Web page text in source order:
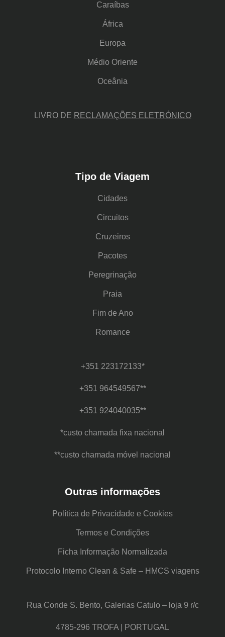
Caraíbas
África
Europa
Médio Oriente
Oceânia
LIVRO DE RECLAMAÇÕES ELETRÓNICO
Tipo de Viagem
Cidades
Circuitos
Cruzeiros
Pacotes
Peregrinação
Praia
Fim de Ano
Romance
+351 223172133*
+351 964549567**
+351 924040035**
*custo chamada fixa nacional
**custo chamada móvel nacional
Outras informações
Política de Privacidade e Cookies
Termos e Condições
Ficha Informação Normalizada
Protocolo Interno Clean & Safe – HMCS viagens
Rua Conde S. Bento, Galerias Catulo – loja 9 r/c
4785-296 TROFA | PORTUGAL